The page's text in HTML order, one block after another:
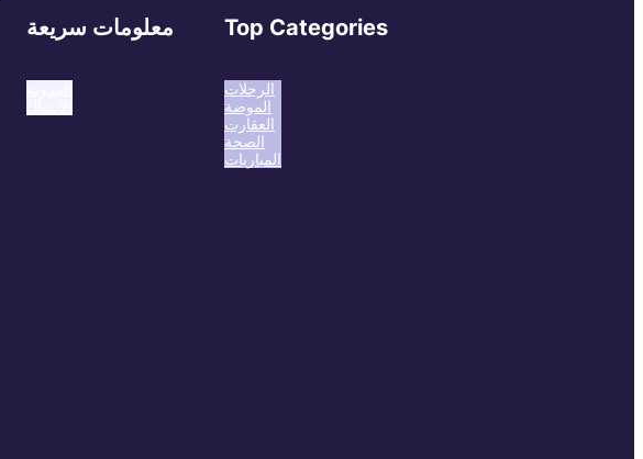
معلومات سريعة Top Categories
الرحلات
الموضة
العقارت
الصحة
المباريات